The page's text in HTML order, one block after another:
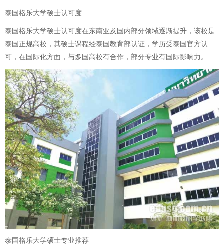
泰国格乐大学硕士认可度
泰国格乐大学硕士认可度在东南亚及国内部分领域逐渐提升，该校是
泰国正规高校，其硕士课程经泰国教育部认证，学历受泰国官方认
可，在国际化方面，与多国高校有合作，部分专业有国际影响力。
泰国格乐大学硕士专业推荐